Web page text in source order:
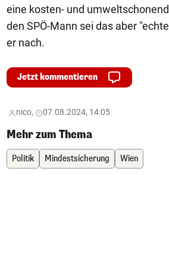
eine kosten- und
den SPÖ-Mann sei das aber
er nach.
Jetzt kommentieren
nico, 07.08.2024, 14:05
Mehr zum Thema
Politik Mindestsicherung Wien